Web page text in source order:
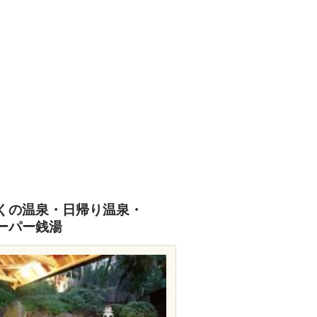
の温泉・日帰り温泉・
パー銭湯